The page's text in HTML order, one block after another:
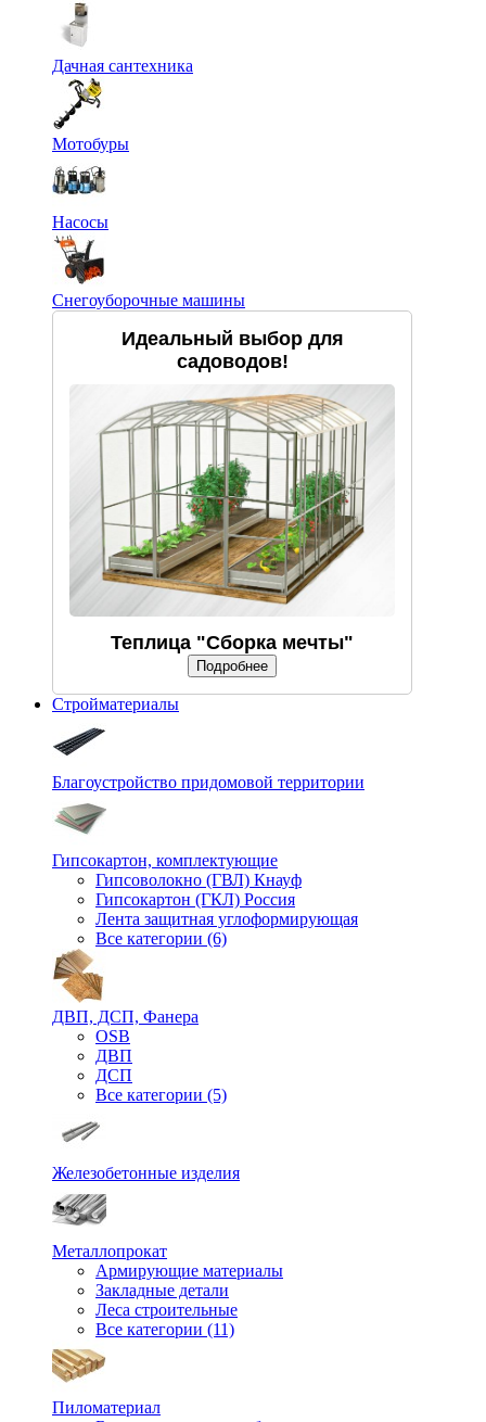
Дачная сантехника
Мотобуры
Насосы
Снегоуборочные машины
Идеальный выбор для
садоводов!
Теплица "Сборка мечты"
Подробнее
Стройматериалы
Благоустройство придомовой территории
Гипсокартон, комплектующие
Гипсоволокно (ГВЛ) Кнауф
Гипсокартон (ГКЛ) Россия
Лента защитная углоформирующая
Все категории (6)
ДВП, ДСП, Фанера
OSB
ДВП
ДСП
Все категории (5)
Железобетонные изделия
Металлопрокат
Армирующие материалы
Закладные детали
Леса строительные
Все категории (11)
Пиломатериал